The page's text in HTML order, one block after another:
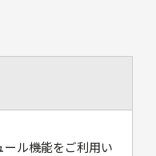
ル機能をご利用い